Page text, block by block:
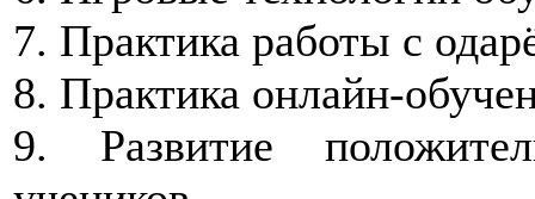
7. Практика работы с
8. Практика онлайн-
9. Развитие